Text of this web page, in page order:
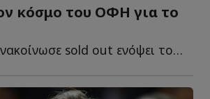
κόσμο του ΟΦΗ για το
Η ΠΑΕ ΟΦΗ ανακοίνωσε sold out ενόψει του Superbet Super Cup που θ...